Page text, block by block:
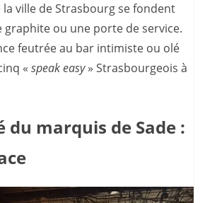
ville de Strasbourg se fondent
ou une porte de service.
feutrée au bar intimiste ou olé
« speak easy» Strasbourgeois à
du marquis de Sade :